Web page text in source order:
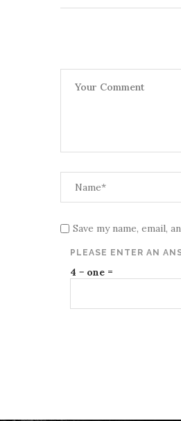
Save my name, email,
PLEASE ENTER AN
4 − one =